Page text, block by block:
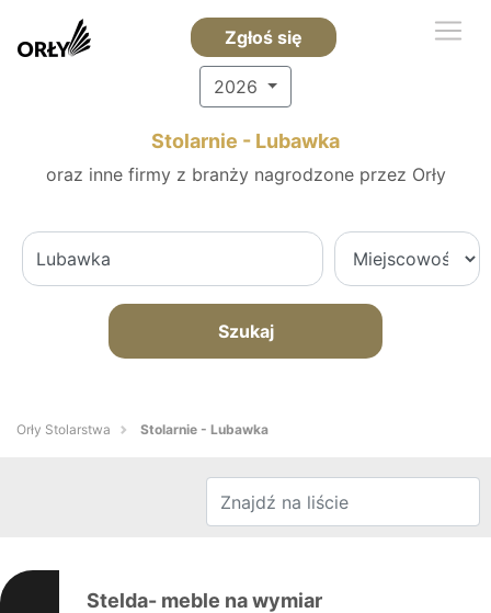
Zgłoś się
2026
Stolarnie - Lubawka
oraz inne firmy z branży nagrodzone przez Orły
Szukaj
Orły Stolarstwa Stolarnie - Lubawka
Stelda- meble na wymiar